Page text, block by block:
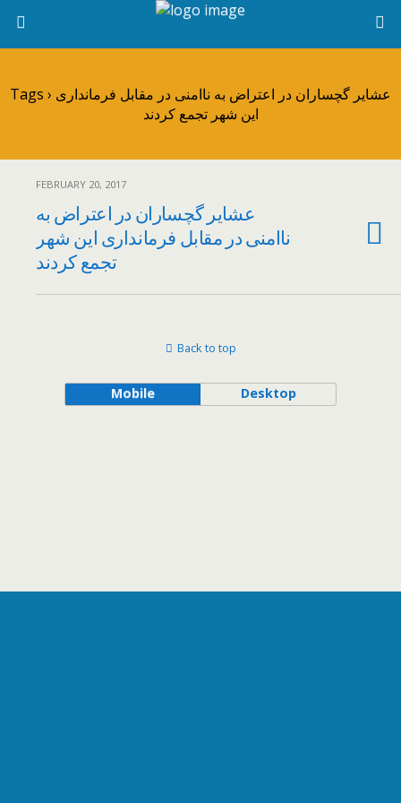
Tags › عشایر گچساران در اعتراض به ناامنی در مقابل فرمانداری
این شهر تجمع کردند
FEBRUARY 20, 2017
عشایر گچساران در اعتراض به
ناامنی در مقابل فرمانداری این شهر
تجمع کردند
Back to top
Mobile Desktop